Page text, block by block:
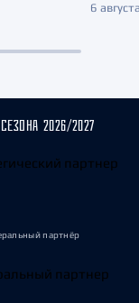
6
2026/2027
партнёр